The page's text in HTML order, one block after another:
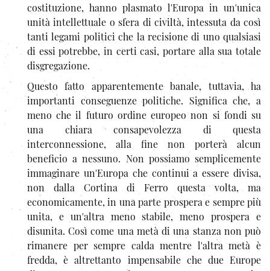
costituzione, hanno plasmato l'Europa in un'unica
unità intellettuale o sfera di civiltà, intessuta da così
tanti legami politici che la recisione di uno qualsiasi
di essi potrebbe, in certi casi, portare alla sua totale
disgregazione.
Questo fatto apparentemente banale, tuttavia, ha
importanti conseguenze politiche. Significa che, a
meno che il futuro ordine europeo non si fondi su
una chiara consapevolezza di questa
interconnessione, alla fine non porterà alcun
beneficio a nessuno. Non possiamo semplicemente
immaginare un'Europa che continui a essere divisa,
non dalla Cortina di Ferro questa volta, ma
economicamente, in una parte prospera e sempre più
unita, e un'altra meno stabile, meno prospera e
disunita. Così come una metà di una stanza non può
rimanere per sempre calda mentre l'altra metà è
fredda, è altrettanto impensabile che due Europe